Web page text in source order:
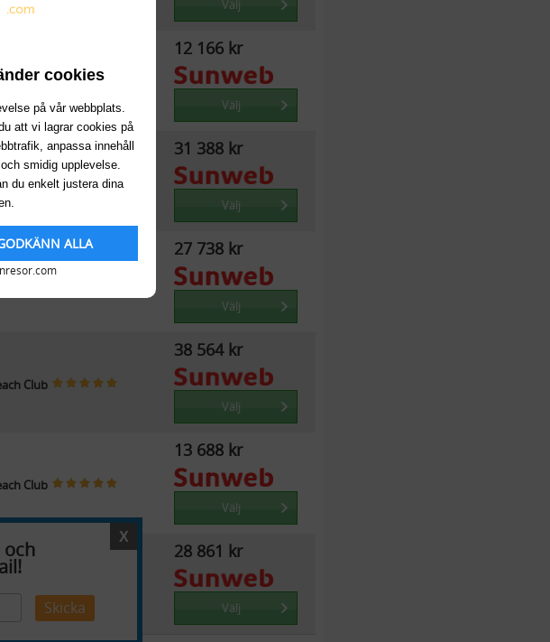
cookies
på vår webbplats.
att vi lagrar cookies på
anpassa innehåll
smidig upplevelse.
du enkelt justera dina
ALLA
Välj
12 166 kr
Välj
Club
31 388 kr
Välj
Club
27 738 kr
Välj
38 564 kr
Välj
Club
13 688 kr
Välj
Club
28 861 kr
Välj
X
och
Skicka